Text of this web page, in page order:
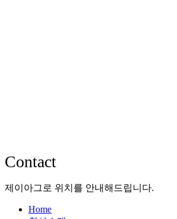
Contact
제이아그로 위치를 안내해드립니다.
Home